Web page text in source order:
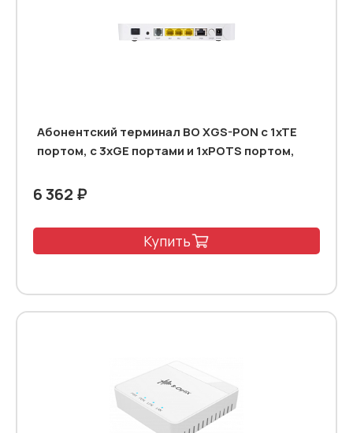
Абонентский терминал BO XGS-PON с 1xTE
портом, с 3xGE портами и 1xPOTS портом,
6 362 ₽
Купить